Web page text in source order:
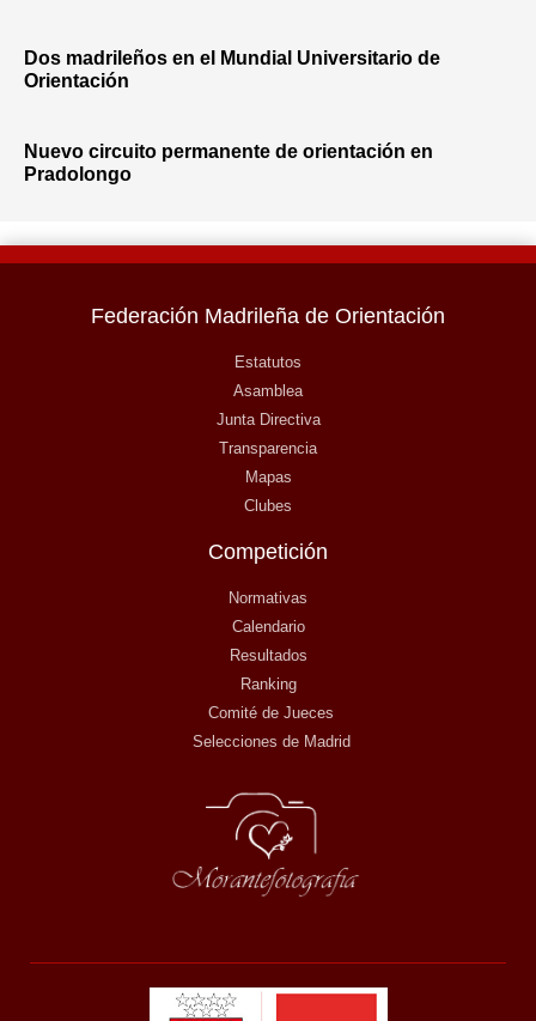
Dos madrileños en el Mundial Universitario de
Orientación
Nuevo circuito permanente de orientación en
Pradolongo
Federación Madrileña de Orientación
Estatutos
Asamblea
Junta Directiva
Transparencia
Mapas
Clubes
Competición
Normativas
Calendario
Resultados
Ranking
Comité de Jueces
Selecciones de Madrid